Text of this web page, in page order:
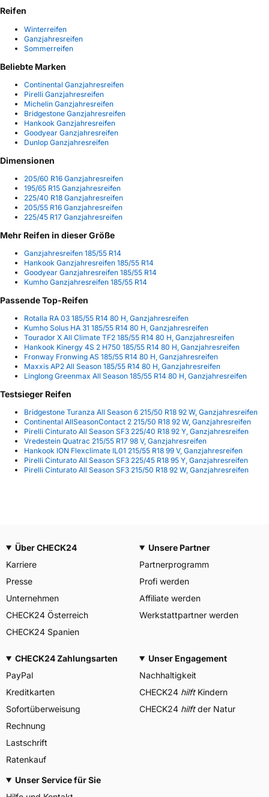
Reifen
Winterreifen
Ganzjahresreifen
Sommerreifen
Beliebte Marken
Continental Ganzjahresreifen
Pirelli Ganzjahresreifen
Michelin Ganzjahresreifen
Bridgestone Ganzjahresreifen
Hankook Ganzjahresreifen
Goodyear Ganzjahresreifen
Dunlop Ganzjahresreifen
Dimensionen
205/60 R16 Ganzjahresreifen
195/65 R15 Ganzjahresreifen
225/40 R18 Ganzjahresreifen
205/55 R16 Ganzjahresreifen
225/45 R17 Ganzjahresreifen
Mehr Reifen in dieser Größe
Ganzjahresreifen 185/55 R14
Hankook Ganzjahresreifen 185/55 R14
Goodyear Ganzjahresreifen 185/55 R14
Kumho Ganzjahresreifen 185/55 R14
Passende Top-Reifen
Rotalla RA 03 185/55 R14 80 H, Ganzjahresreifen
Kumho Solus HA 31 185/55 R14 80 H, Ganzjahresreifen
Tourador X All Climate TF2 185/55 R14 80 H, Ganzjahresreifen
Hankook Kinergy 4S 2 H750 185/55 R14 80 H, Ganzjahresreifen
Fronway Fronwing AS 185/55 R14 80 H, Ganzjahresreifen
Maxxis AP2 All Season 185/55 R14 80 H, Ganzjahresreifen
Linglong Greenmax All Season 185/55 R14 80 H, Ganzjahresreifen
Testsieger Reifen
Bridgestone Turanza All Season 6 215/50 R18 92 W, Ganzjahresreifen
Continental AllSeasonContact 2 215/50 R18 92 W, Ganzjahresreifen
Pirelli Cinturato All Season SF3 225/40 R18 92 Y, Ganzjahresreifen
Vredestein Quatrac 215/55 R17 98 V, Ganzjahresreifen
Hankook ION Flexclimate IL01 215/55 R18 99 V, Ganzjahresreifen
Pirelli Cinturato All Season SF3 225/45 R18 95 Y, Ganzjahresreifen
Pirelli Cinturato All Season SF3 215/50 R18 92 W, Ganzjahresreifen
Über CHECK24
Karriere
Presse
Unternehmen
CHECK24 Österreich
CHECK24 Spanien
Unsere Partner
Partnerprogramm
Profi werden
Affiliate werden
Werkstattpartner werden
CHECK24 Zahlungsarten
PayPal
Kreditkarten
Sofortüberweisung
Rechnung
Lastschrift
Ratenkauf
Unser Engagement
Nachhaltigkeit
CHECK24 hilftKindern
CHECK24 hilftder Natur
Unser Service für Sie